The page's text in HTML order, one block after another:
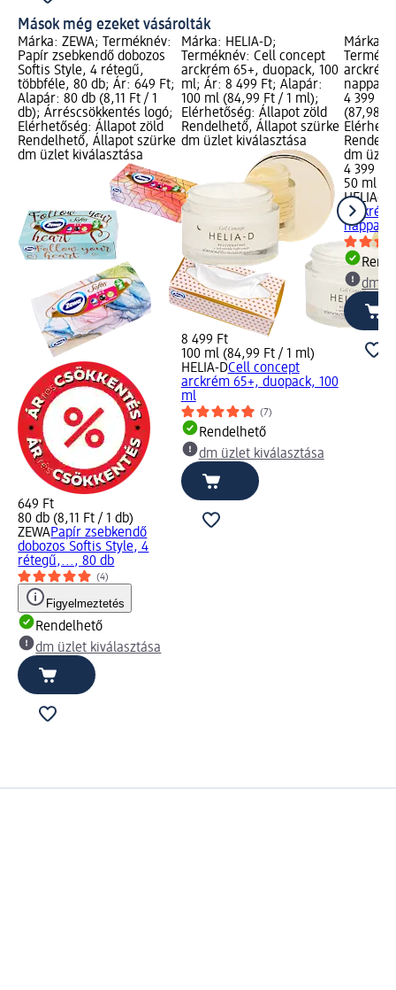
Mások még ezeket vásárolták
Márka: ZEWA; Terméknév:
Papír zsebkendő dobozos
Softis Style, 4 rétegű,
többféle, 80 db; Ár: 649 Ft;
Alapár: 80 db (8,11 Ft / 1
db); Árréscsökkentés logó;
Elérhetőség: Állapot zöld
Rendelhető, Állapot szürke
dm üzlet kiválasztása
649 Ft
80 db (8,11 Ft / 1 db)
ZEWAPapír zsebkendő
dobozos Softis Style, 4
rétegű,..., 80 db
(4)
Figyelmeztetés
Rendelhető
dm üzlet kiválasztása
Márka: HELIA-D;
Terméknév: Cell concept
arckrém 65+, duopack, 100
ml; Ár: 8 499 Ft; Alapár:
100 ml (84,99 Ft / 1 ml);
Elérhetőség: Állapot zöld
Rendelhető, Állapot szürke
dm üzlet kiválasztása
8 499 Ft
100 ml (84,99 Ft / 1 ml)
HELIA-DCell concept
arckrém 65+, duopack, 100
ml
(7)
Rendelhető
dm üzlet kiválasztása
Márka:
nappali,
4 399
(87,98
dm
4 399 Ft
50 ml
HELIA-D
nappali,
dm